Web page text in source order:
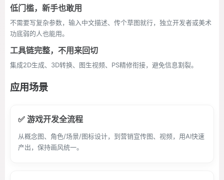
低门槛，新手也敢用
不需要写复杂参数，输入中文描述、传个草图就行，独立开发者或美术
功底弱的人也能用。
工具链完整，不用来回切
集成2D生成、3D转换、图生视频、PS精修衔接，避免信息割裂。
应用场景
✅ 游戏开发全流程
从概念图、角色/场景/图标设计，到营销宣传图、视频，用AI快速
产出，保持画风统一。